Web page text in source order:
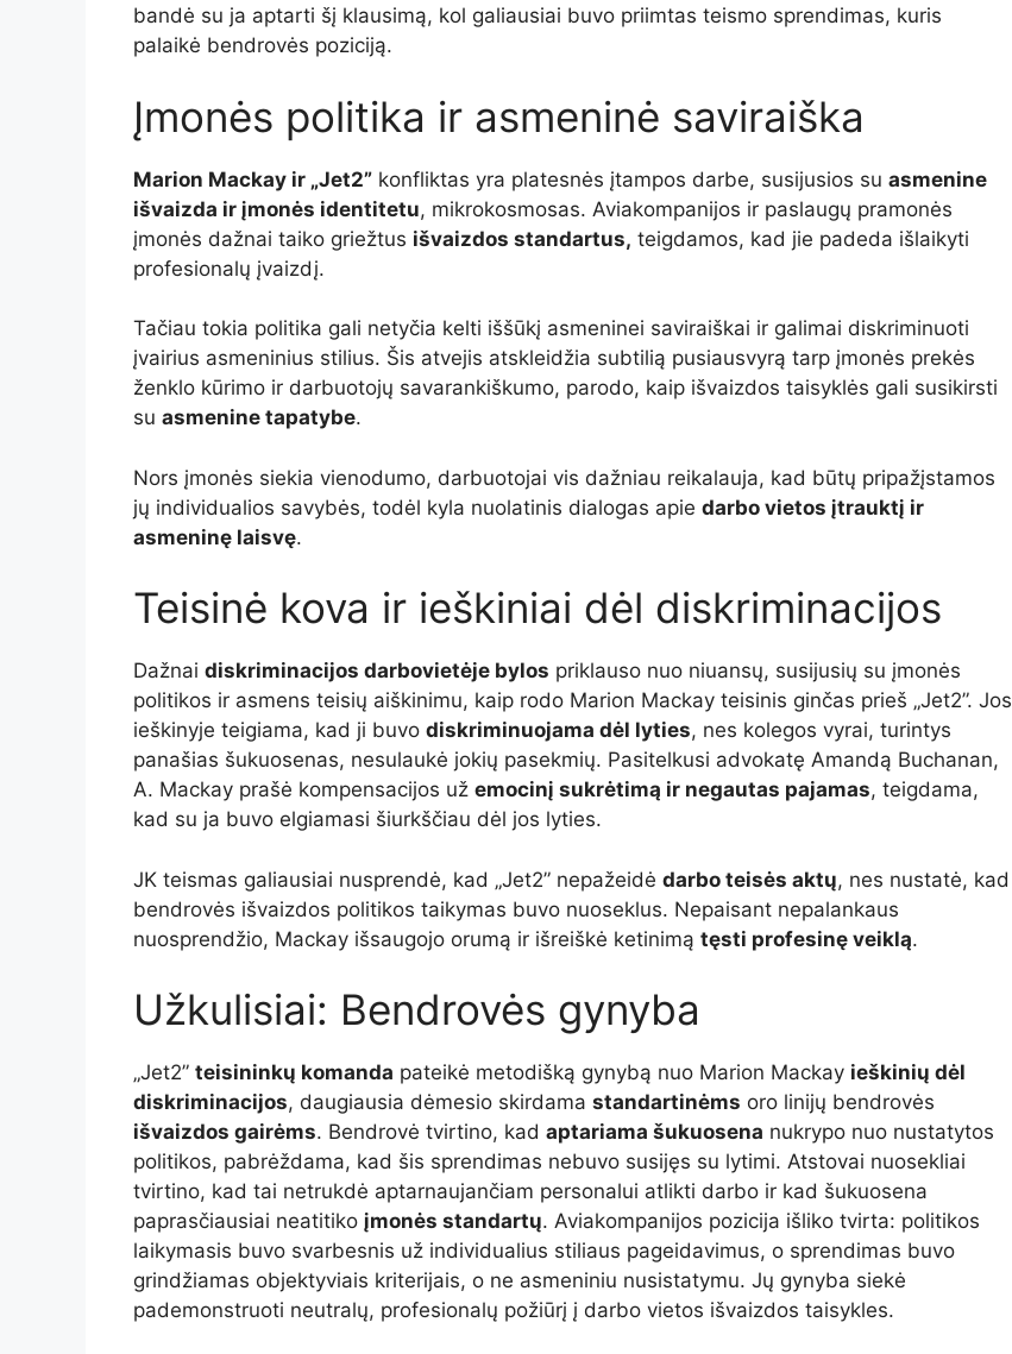
bandė su ja aptarti šį klausimą, kol galiausiai buvo priimtas teismo sprendimas, kuris
palaikė bendrovės poziciją.
Įmonės politika ir asmeninė saviraiška
Marion Mackay ir „Jet2” konfliktas yra platesnės įtampos darbe, susijusios su asmenine
išvaizda ir įmonės identitetu, mikrokosmosas. Aviakompanijos ir paslaugų pramonės
įmonės dažnai taiko griežtus išvaizdos standartus, teigdamos, kad jie padeda išlaikyti
profesionalų įvaizdį.
Tačiau tokia politika gali netyčia kelti iššūkį asmeninei saviraiškai ir galimai diskriminuoti
įvairius asmeninius stilius. Šis atvejis atskleidžia subtilią pusiausvyrą tarp įmonės prekės
ženklo kūrimo ir darbuotojų savarankiškumo, parodo, kaip išvaizdos taisyklės gali susikirsti
su asmenine tapatybe.
Nors įmonės siekia vienodumo, darbuotojai vis dažniau reikalauja, kad būtų pripažįstamos
jų individualios savybės, todėl kyla nuolatinis dialogas apie darbo vietos įtrauktį ir
asmeninę laisvę.
Teisinė kova ir ieškiniai dėl diskriminacijos
Dažnai diskriminacijos darbovietėje bylos priklauso nuo niuansų, susijusių su įmonės
politikos ir asmens teisių aiškinimu, kaip rodo Marion Mackay teisinis ginčas prieš „Jet2”. Jos
ieškinyje teigiama, kad ji buvo diskriminuojama dėl lyties, nes kolegos vyrai, turintys
panašias šukuosenas, nesulaukė jokių pasekmių. Pasitelkusi advokatę Amandą Buchanan,
A. Mackay prašė kompensacijos už emocinį sukrėtimą ir negautas pajamas, teigdama,
kad su ja buvo elgiamasi šiurkščiau dėl jos lyties.
JK teismas galiausiai nusprendė, kad „Jet2” nepažeidė darbo teisės aktų, nes nustatė, kad
bendrovės išvaizdos politikos taikymas buvo nuoseklus. Nepaisant nepalankaus
nuosprendžio, Mackay išsaugojo orumą ir išreiškė ketinimą tęsti profesinę veiklą.
Užkulisiai: Bendrovės gynyba
„Jet2” teisininkų komanda pateikė metodišką gynybą nuo Marion Mackay ieškinių dėl
diskriminacijos, daugiausia dėmesio skirdama standartinėms oro linijų bendrovės
išvaizdos gairėms. Bendrovė tvirtino, kad aptariama šukuosena nukrypo nuo nustatytos
politikos, pabrėždama, kad šis sprendimas nebuvo susijęs su lytimi. Atstovai nuosekliai
tvirtino, kad tai netrukdė aptarnaujančiam personalui atlikti darbo ir kad šukuosena
paprasčiausiai neatitiko įmonės standartų. Aviakompanijos pozicija išliko tvirta: politikos
laikymasis buvo svarbesnis už individualius stiliaus pageidavimus, o sprendimas buvo
grindžiamas objektyviais kriterijais, o ne asmeniniu nusistatymu. Jų gynyba siekė
pademonstruoti neutralų, profesionalų požiūrį į darbo vietos išvaizdos taisykles.